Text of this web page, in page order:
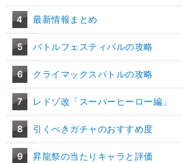
4 最新情報まとめ
5 バトルフェスティバルの攻略
6 クライマックスバトルの攻略
7 レドゾ改「スーパーヒーロー編」
8 引くべきガチャのおすすめ度
9 昇龍祭の当たりキャラと評価